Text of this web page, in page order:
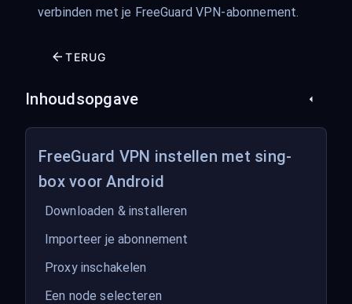
verbinden met je FreeGuard VPN-abonnement.
TERUG
Inhoudsopgave
FreeGuard VPN instellen met sing-
box voor Android
Downloaden & installeren
Importeer je abonnement
Proxy inschakelen
Een node selecteren